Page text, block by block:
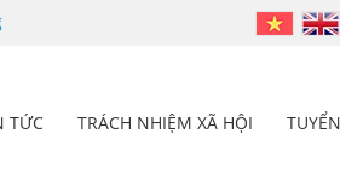
TỨC TRÁCH NHIỆM XÃ HỘI